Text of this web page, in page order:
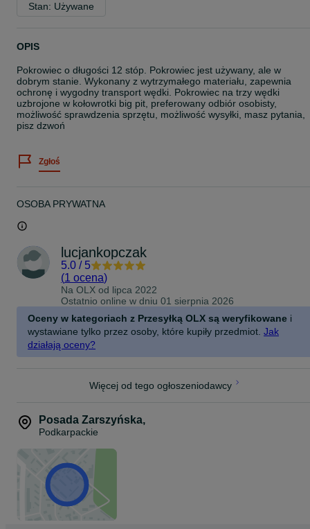
Stan: Używane
OPIS
Pokrowiec o długości 12 stóp. Pokrowiec jest używany, ale w
dobrym stanie. Wykonany z wytrzymałego materiału, zapewnia
ochronę i wygodny transport wędki. Pokrowiec na trzy wędki
uzbrojone w kołowrotki big pit, preferowany odbiór osobisty,
możliwość sprawdzenia sprzętu, możliwość wysyłki, masz pytania,
pisz dzwoń
Zgłoś
OSOBA PRYWATNA
lucjankopczak
5.0 / 5
(1 ocena)
Na OLX od lipca 2022
Ostatnio online w dniu 01 sierpnia 2026
Oceny w kategoriach z Przesyłką OLX są weryfikowane i
wystawiane tylko przez osoby, które kupiły przedmiot. Jak
działają oceny?
Więcej od tego ogłoszeniodawcy
Posada Zarszyńska,
Podkarpackie